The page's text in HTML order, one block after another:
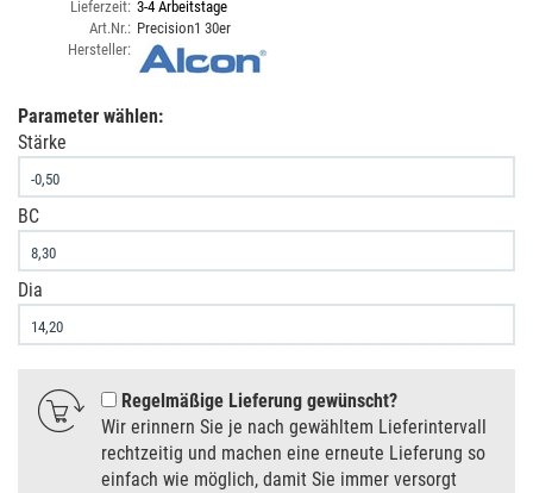
Lieferzeit: 3-4 Arbeitstage
Art.Nr.: Precision1 30er
Hersteller:
Parameter wählen:
Stärke
BC
Dia
Regelmäßige Lieferung gewünscht
Wir erinnern Sie je nach gewähltem Lieferintervall
rechtzeitig und machen eine erneute Lieferung so
einfach wie möglich, damit Sie immer versorgt